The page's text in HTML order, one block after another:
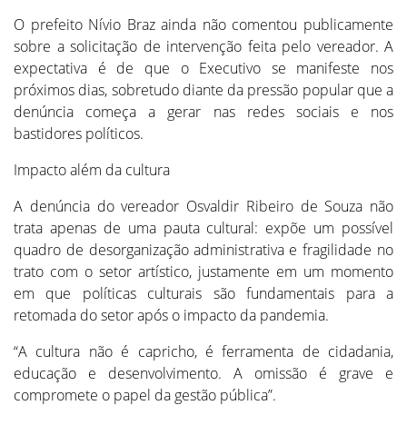
O prefeito Nívio Braz ainda não comentou publicamente
sobre a solicitação de intervenção feita pelo vereador. A
expectativa é de que o Executivo se manifeste nos
próximos dias, sobretudo diante da pressão popular que a
denúncia começa a gerar nas redes sociais e nos
bastidores políticos.
Impacto além da cultura
A denúncia do vereador Osvaldir Ribeiro de Souza não
trata apenas de uma pauta cultural: expõe um possível
quadro de desorganização administrativa e fragilidade no
trato com o setor artístico, justamente em um momento
em que políticas culturais são fundamentais para a
retomada do setor após o impacto da pandemia.
“A cultura não é capricho, é ferramenta de cidadania,
educação e desenvolvimento. A omissão é grave e
compromete o papel da gestão pública”.